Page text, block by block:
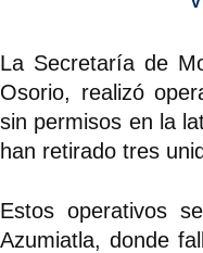
La Secretaría de
Osorio, realizó
sin permisos en la
han retirado tres
Estos operativos
Azumiatla, donde